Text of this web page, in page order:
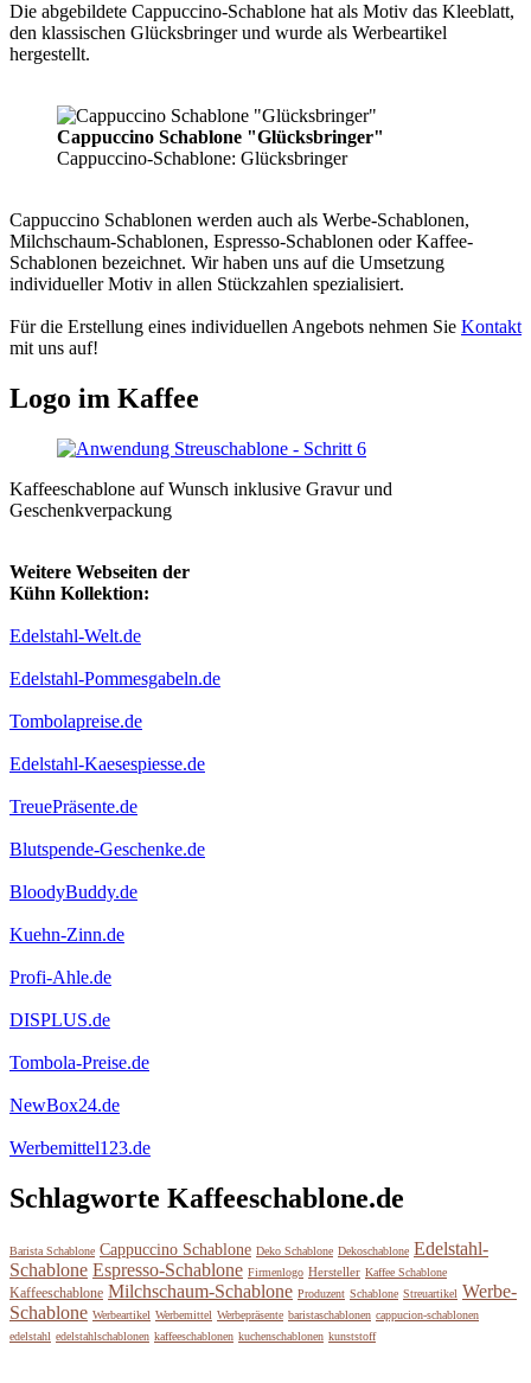
Die abgebildete Cappuccino-Schablone hat als Motiv das Kleeblatt,
den klassischen Glücksbringer und wurde als Werbeartikel
hergestellt.
Cappuccino Schablone "Glücksbringer"
Cappuccino-Schablone: Glücksbringer
Cappuccino Schablonen werden auch als Werbe-Schablonen,
Milchschaum-Schablonen, Espresso-Schablonen oder Kaffee-
Schablonen bezeichnet. Wir haben uns auf die Umsetzung
individueller Motiv in allen Stückzahlen spezialisiert.
Für die Erstellung eines individuellen Angebots nehmen Sie Kontakt
mit uns auf!
Logo im Kaffee
Kaffeeschablone auf Wunsch inklusive Gravur und
Geschenkverpackung
Weitere Webseiten der
Kühn Kollektion:
Edelstahl-Welt.de
Edelstahl-Pommesgabeln.de
Tombolapreise.de
Edelstahl-Kaesespiesse.de
TreuePräsente.de
Blutspende-Geschenke.de
BloodyBuddy.de
Kuehn-Zinn.de
Profi-Ahle.de
DISPLUS.de
Tombola-Preise.de
NewBox24.de
Werbemittel123.de
Schlagworte Kaffeeschablone.de
Barista Schablone Cappuccino Schablone Deko Schablone Dekoschablone Edelstahl-
Schablone Espresso-Schablone Firmenlogo Hersteller Kaffee Schablone
Kaffeeschablone Milchschaum-Schablone Produzent Schablone Streuartikel Werbe-
Schablone Werbeartikel Werbemittel Werbepräsente baristaschablonen cappucion-schablonen
edelstahl edelstahlschablonen kaffeeschablonen kuchenschablonen kunststoff